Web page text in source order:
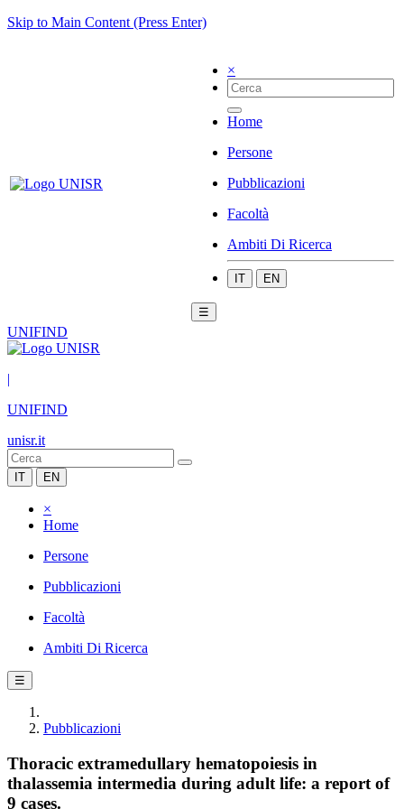
Skip to Main Content (Press Enter)
×
Home
Persone
Pubblicazioni
Facoltà
Ambiti Di Ricerca
IT EN
☰
UNIFIND
|
UNIFIND
unisr.it
IT EN
×
Home
Persone
Pubblicazioni
Facoltà
Ambiti Di Ricerca
☰
Pubblicazioni
Thoracic extramedullary hematopoiesis in
thalassemia intermedia during adult life: a report of
9 cases.